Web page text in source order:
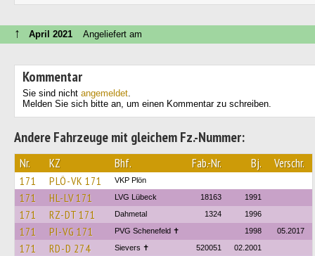
↑ April 2021 Angeliefert am
Kommentar
Sie sind nicht angemeldet.
Melden Sie sich bitte an, um einen Kommentar zu schreiben.
Andere Fahrzeuge mit gleichem Fz.-Nummer:
Nr. KZ Bhf. Fab.-Nr. Bj. Verschr.
171 PLÖ-VK 171 VKP Plön
171 HL-LV 171 LVG Lübeck 18163 1991
171 RZ-DT 171 Dahmetal 1324 1996
171 PI-VG 171 PVG Schenefeld ✝ 1998 05.2017
171 RD-D 274 Sievers ✝ 520051 02.2001